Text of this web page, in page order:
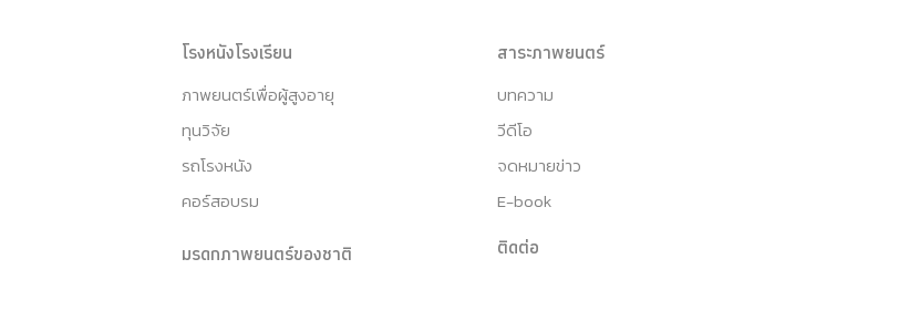
โรงหนังโรงเรียน
ภาพยนตร์เพื่อผู้สูงอายุ
ทุนวิจัย
รถโรงหนัง
คอร์สอบรม
มรดกภาพยนตร์ของชาติ
สาระภาพยนตร์
บทความ
วีดีโอ
จดหมายข่าว
E-book
ติดต่อ